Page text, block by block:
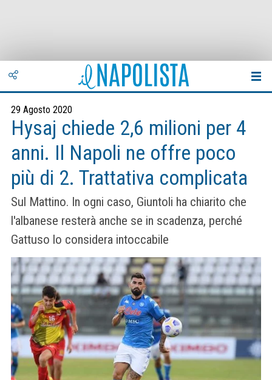
29 Agosto 2020
Hysaj chiede 2,6 milioni per 4
anni. Il Napoli ne offre poco
più di 2. Trattativa complicata
Sul Mattino. In ogni caso, Giuntoli ha chiarito che
l'albanese resterà anche se in scadenza, perché
Gattuso lo considera intoccabile